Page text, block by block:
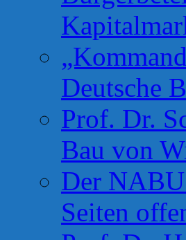
Deutsche
Prof. Dr.
Bau von
Der NABU
Seiten